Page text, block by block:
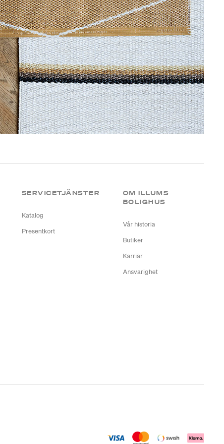
SERVICETJÄNSTER
Katalog
Presentkort
OM ILLUMS
BOLIGHUS
Vår historia
Butiker
Karriär
Ansvarighet